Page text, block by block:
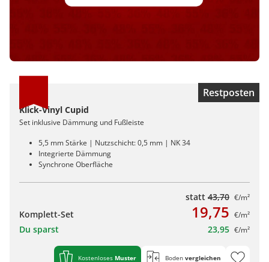
Restposten
Klick-Vinyl Cupid
Set inklusive Dämmung und Fußleiste
5,5 mm Stärke | Nutzschicht: 0,5 mm | NK 34
Integrierte Dämmung
Synchrone Oberfläche
statt 43,70 €/m²
Komplett-Set 19,75 €/m²
Du sparst 23,95 €/m²
Kostenloses Muster Boden vergleichen